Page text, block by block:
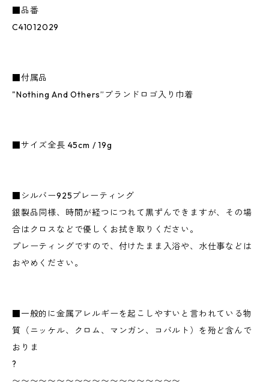
■品番
C41012029
■付属品
"Nothing And Others”ブランドロゴ入り巾着
■サイズ全長 45cm / 19g
■シルバー925プレーティング
銀製品同様、時間が経つにつれて黒ずんできますが、その場
合はクロスなどで優しくお拭き取りください。
プレーティングですので、付けたまま入浴や、水仕事などは
おやめください。
■一般的に金属アレルギーを起こしやすいと言われている物
質（ニッケル、クロム、マンガン、コバルト）を殆ど含んで
おりま
?
〜〜〜〜〜〜〜〜〜〜〜〜〜〜〜〜〜〜〜